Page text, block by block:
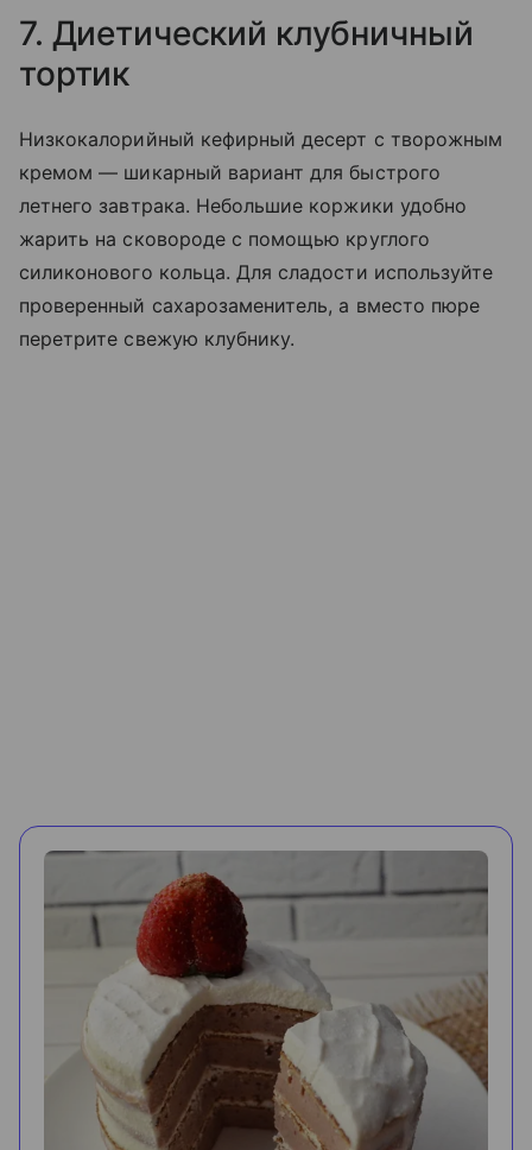
7. Диетический клубничный
тортик
Низкокалорийный кефирный десерт с творожным
кремом — шикарный вариант для быстрого
летнего завтрака. Небольшие коржики удобно
жарить на сковороде с помощью круглого
силиконового кольца. Для сладости используйте
проверенный сахарозаменитель, а вместо пюре
перетрите свежую клубнику.